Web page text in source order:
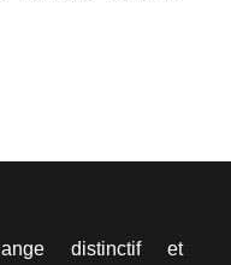
distinctif et